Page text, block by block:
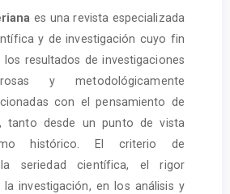
es una revista especializada
y de investigación cuyo fin
resultados de investigaciones
y metodológicamente
con el pensamiento de
tanto desde un punto de vista
histórico. El criterio de
seriedad científica, el rigor
investigación, en los análisis y